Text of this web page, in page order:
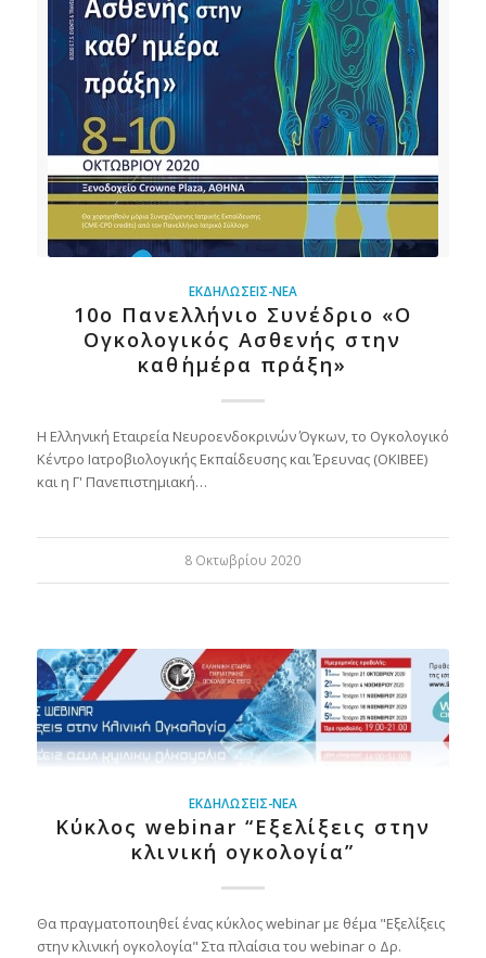
ΕΚΔΗΛΏΣΕΙΣ-ΝΈΑ
10ο Πανελλήνιο Συνέδριο «Ο
Ογκολογικός Ασθενής στην
καθ΄ημέρα πράξη»
Η Ελληνική Εταιρεία Νευροενδοκρινών Όγκων, το Ογκολογικό
Κέντρο Ιατροβιολογικής Εκπαίδευσης και Έρευνας (ΟΚΙΒΕΕ)
και η Γ' Πανεπιστημιακή…
8 Οκτωβρίου 2020
ΕΚΔΗΛΏΣΕΙΣ-ΝΈΑ
Κύκλος webinar “Εξελίξεις στην
κλινική ογκολογία”
Θα πραγματοποιηθεί ένας κύκλος webinar με θέμα "Εξελίξεις
στην κλινική ογκολογία" Στα πλαίσια του webinar ο Δρ.